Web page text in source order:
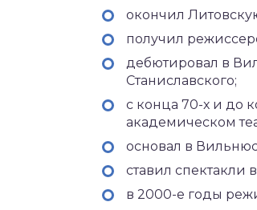
окончил
получил
дебютировал в
Станиславского;
с конца 70-х и до
академическом
основал в
ставил спектакли
в 2000-е годы